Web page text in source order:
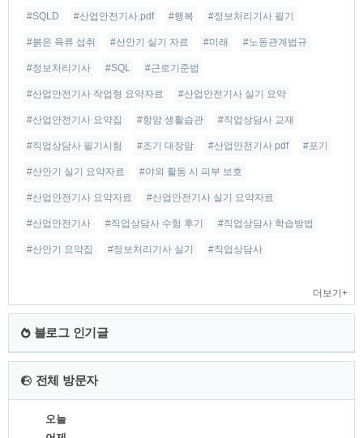
#SQLD #산업안전기사.pdf #행복 #정보처리기사 필기
#붉은 육류 섭취 #산안기 실기 자료 #미래 #노동관계법규
#정보처리기사 #SQL #근로기준법
#산업안전기사 작업형 요약자료 #산업안전기사 실기 요약
#산업안전기사 요약집 #항암 생활습관 #직업상담사 교재
#직업상담사 필기시험 #조기 대장암 #산업안전기사 pdf #포기
#산안기 실기 요약자료 #야외 활동 시 피부 보호
#산업안전기사 요약자료 #산업안전기사 실기 요약자료
#산업안전기사 #직업상담사 수험 후기 #직업상담사 학습방법
#산안기 요약집 #정보처리기사 실기 #직업상담사
더보기+
블로그 인기글
전체 방문자
오늘